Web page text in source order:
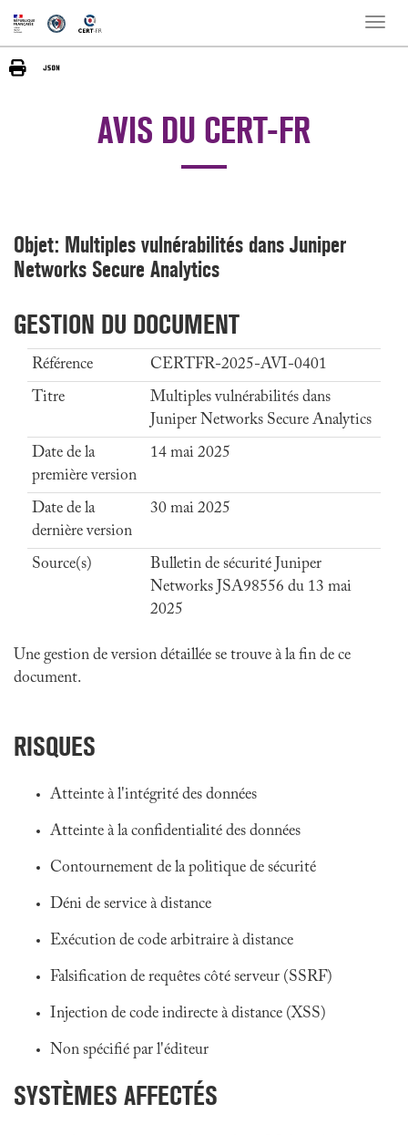
Toggle
AVIS DU CERT-FR
Objet: Multiples vulnérabilités dans Juniper
Networks Secure Analytics
GESTION DU DOCUMENT
Référence
CERTFR-2025-AVI-0401
Titre
Multiples vulnérabilités dans
Juniper Networks Secure Analytics
Date de la
première version
14 mai 2025
Date de la
dernière version
30 mai 2025
Source(s)
Bulletin de sécurité Juniper
Networks JSA98556 du 13 mai
2025
Une gestion de version détaillée se trouve à la fin de ce
document.
RISQUES
Atteinte à l'intégrité des données
Atteinte à la confidentialité des données
Contournement de la politique de sécurité
Déni de service à distance
Exécution de code arbitraire à distance
Falsification de requêtes côté serveur (SSRF)
Injection de code indirecte à distance (XSS)
Non spécifié par l'éditeur
SYSTÈMES AFFECTÉS